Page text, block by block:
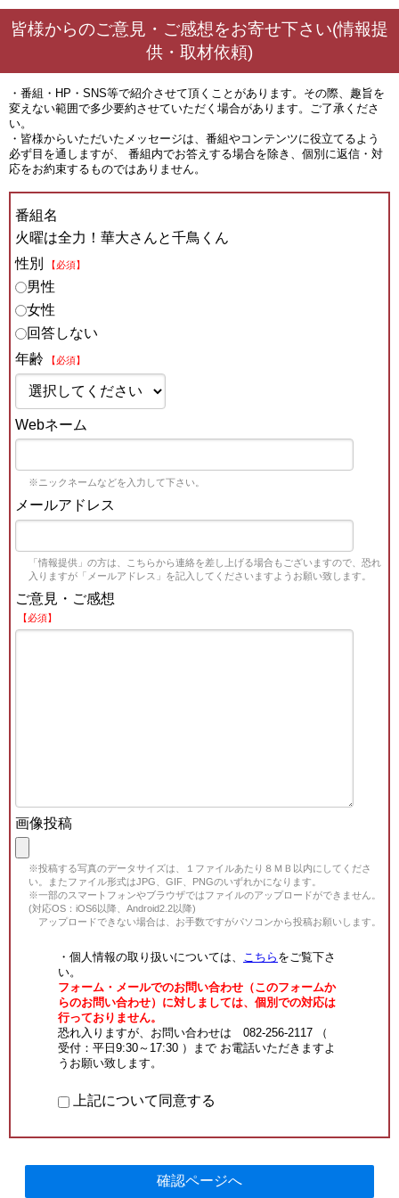
皆様からのご意見・ご感想をお寄せ下さい(情報提
供・取材依頼)
・番組・HP・SNS等で紹介させて頂くことがあります。その際、趣旨を
変えない範囲で多少要約させていただく場合があります。ご了承くださ
い。
・皆様からいただいたメッセージは、番組やコンテンツに役立てるよう
必ず目を通しますが、 番組内でお答えする場合を除き、個別に返信・対
応をお約束するものではありません。
番組名
火曜は全力！華大さんと千鳥くん
性別
【必須】
男性
女性
回答しない
年齢
【必須】
Webネーム
※ニックネームなどを入力して下さい。
メールアドレス
「情報提供」の方は、こちらから連絡を差し上げる場合もございますので、恐れ
入りますが「メールアドレス」を記入してくださいますようお願い致します。
ご意見・ご感想
【必須】
画像投稿
※投稿する写真のデータサイズは、１ファイルあたり８ＭＢ以内にしてくださ
い。またファイル形式はJPG、GIF、PNGのいずれかになります。
※一部のスマートフォンやブラウザではファイルのアップロードができません。
(対応OS：iOS6以降、Android2.2以降)
アップロードできない場合は、お手数ですがパソコンから投稿お願いします。
・個人情報の取り扱いについては、 こちら をご覧下さ
い。
フォーム・メールでのお問い合わせ（このフォームか
らのお問い合わせ）に対しましては、個別での対応は
行っておりません。
恐れ入りますが、お問い合わせは 082-256-2117 （
受付：平日9:30～17:30 ）まで お電話いただきますよ
うお願い致します。
上記について同意する
確認ページへ